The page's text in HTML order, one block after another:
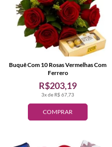
COMPRAR
3x de R$ 67,73
R$203,19
Buquê Com 10 Rosas Vermelhas Com
Ferrero